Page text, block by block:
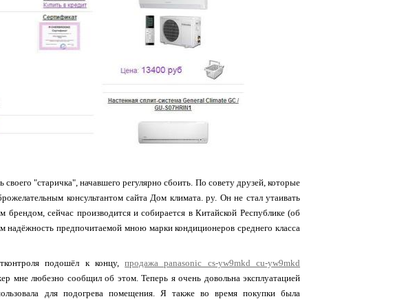
"старичка", начавшего регулярно сбоить. По совету друзей, которые
консультантом сайта Дом климата. ру. Он не стал утаивать
сейчас производится и собирается в Китайской Республике (об
предпочитаемой мною марки кондиционеров среднего класса
подошёл к концу,продажа panasonic cs-yw9mkd cu-yw9mkd
мне любезно сообщил об этом. Теперь я очень довольна эксплуатацией
для подогрева помещения. Я также во время покупки была